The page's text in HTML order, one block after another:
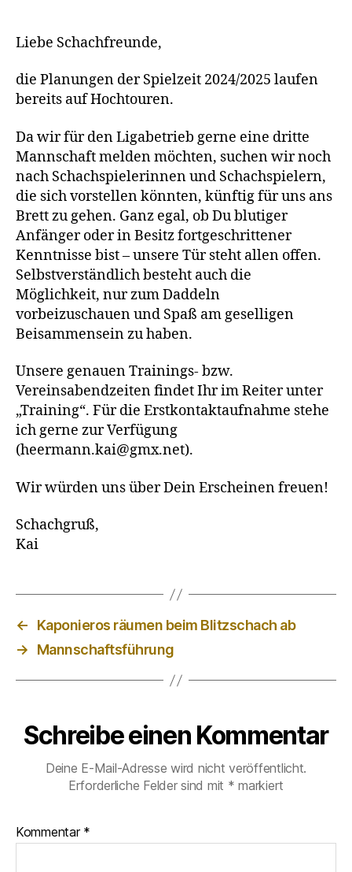
Liebe Schachfreunde,
die Planungen der Spielzeit 2024/2025 laufen
bereits auf Hochtouren.
Da wir für den Ligabetrieb gerne eine dritte
Mannschaft melden möchten, suchen wir noch
nach Schachspielerinnen und Schachspielern,
die sich vorstellen könnten, künftig für uns ans
Brett zu gehen. Ganz egal, ob Du blutiger
Anfänger oder in Besitz fortgeschrittener
Kenntnisse bist – unsere Tür steht allen offen.
Selbstverständlich besteht auch die
Möglichkeit, nur zum Daddeln
vorbeizuschauen und Spaß am geselligen
Beisammensein zu haben.
Unsere genauen Trainings- bzw.
Vereinsabendzeiten findet Ihr im Reiter unter
„Training“. Für die Erstkontaktaufnahme stehe
ich gerne zur Verfügung
(heermann.kai@gmx.net).
Wir würden uns über Dein Erscheinen freuen!
Schachgruß,
Kai
←
Kaponieros räumen beim Blitzschach ab
→
Mannschaftsführung
Schreibe einen Kommentar
Deine E-Mail-Adresse wird nicht veröffentlicht.
Erforderliche Felder sind mit * markiert
Kommentar *